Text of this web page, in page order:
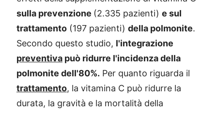
sulla prevenzione (2.335 pazienti) e sul
trattamento (197 pazienti) della polmonite.
Secondo questo studio, l'integrazione
preventiva può ridurre l'incidenza della
polmonite dell'80%. Per quanto riguarda il
trattamento, la vitamina C può ridurre la
durata, la gravità e la mortalità della